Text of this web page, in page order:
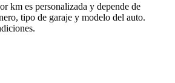
km es personalizada y depende de
tipo de garaje y modelo del auto.